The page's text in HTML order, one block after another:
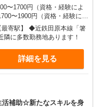
〜1700円（資格・経験によ
〜1900円（資格・経験によ
応も可能です。詳しくは面談
。 ◆交通費：別途全額支給 ※
、近隣に多数勤務地あります！
詳細を見る
活補助☆新たなスキルを身